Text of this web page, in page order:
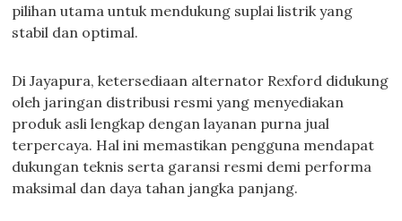
pilihan utama untuk mendukung suplai listrik yang
stabil dan optimal.
Di Jayapura, ketersediaan alternator Rexford didukung
oleh jaringan distribusi resmi yang menyediakan
produk asli lengkap dengan layanan purna jual
terpercaya. Hal ini memastikan pengguna mendapat
dukungan teknis serta garansi resmi demi performa
maksimal dan daya tahan jangka panjang.